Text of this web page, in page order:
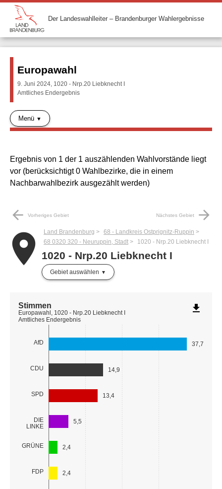
Der Landeswahlleiter – Brandenburger Wahlergebnisse
Europawahl
9. Juni 2024, 1020 - Nrp.20 Liebknecht I
Amtliches Endergebnis
Menü
Ergebnis von 1 der 1 auszählenden Wahlvorstände liegt
vor (berücksichtigt 0 Wahlbezirke, die in einem
Nachbarwahlbezirk ausgezählt werden)
arrow_back Vorheriges Gebiet Nächstes Gebiet arrow_forward
placeLand Brandenburg
68 - Landkreis Ostprignitz-Ruppin
68 0320 320 - Neuruppin, Stadt
1020 - Nrp.20 Liebknecht I
1020 - Nrp.20 Liebknecht I
Gebiet auswählen
AfD
CDU
SPD
DIE
LINKE
GRÜNE
FDP
37,7
14,9
13,4
5,5
2,4
2,4
Stimmen
Europawahl, 1020 - Nrp.20 Liebknecht I
Amtliches Endergebnis
file_download